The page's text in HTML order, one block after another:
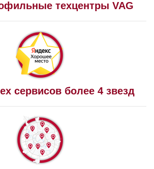
техцентры VAG
сервисов более 4 звезд